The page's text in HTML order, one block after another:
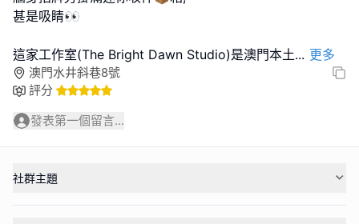
甚是吸睛👀
這家工作室(The Bright Dawn Studio)是澳門本土... 更多
澳門水井斜巷8號
評分
發表第一個留言...
社群主題